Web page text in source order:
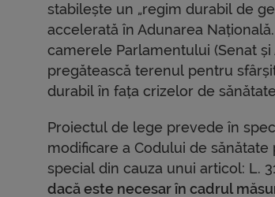
stabilește un „regim durabil de
accelerată în Adunarea
camerele Parlamentului (Senat
pregătească terenul pentru
durabil în fața crizelor de
Proiectul de lege prevede în
modificare a Codului de
special din cauza unui articol: L.
dacă este necesar în cadrul